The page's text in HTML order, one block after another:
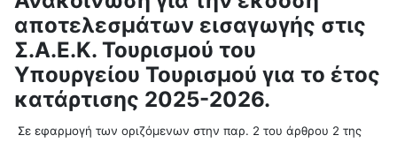
αποτελεσμάτων εισαγωγής στις
Σ.Α.Ε.Κ. Τουρισμού του
Υπουργείου Τουρισμού για το έτος
κατάρτισης 2025-2026.
Σε εφαρμογή των οριζόμενων στην παρ. 2 του άρθρου 2 της